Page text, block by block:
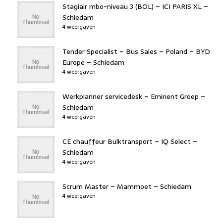
Stagiair mbo-niveau 3 (BOL) – ICI PARIS XL –
Schiedam
4 weergaven
Tender Specialist – Bus Sales – Poland – BYD
Europe – Schiedam
4 weergaven
Werkplanner servicedesk – Eminent Groep –
Schiedam
4 weergaven
CE chauffeur Bulktransport – IQ Select –
Schiedam
4 weergaven
Scrum Master – Mammoet – Schiedam
4 weergaven